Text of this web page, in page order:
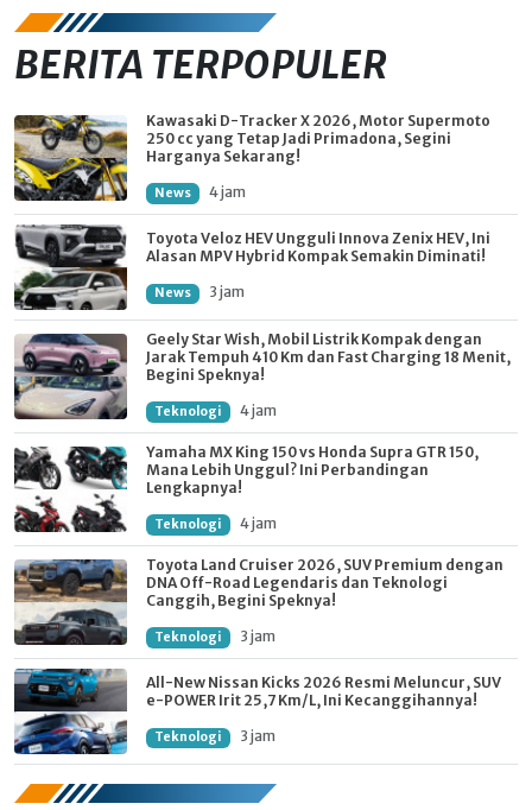
BERITA TERPOPULER
Kawasaki D-Tracker X 2026, Motor Supermoto
250 cc yang Tetap Jadi Primadona, Segini
Harganya Sekarang!
News 4 jam
Toyota Veloz HEV Ungguli Innova Zenix HEV, Ini
Alasan MPV Hybrid Kompak Semakin Diminati!
News 3 jam
Geely Star Wish, Mobil Listrik Kompak dengan
Jarak Tempuh 410 Km dan Fast Charging 18 Menit,
Begini Speknya!
Teknologi 4 jam
Yamaha MX King 150 vs Honda Supra GTR 150,
Mana Lebih Unggul? Ini Perbandingan
Lengkapnya!
Teknologi 4 jam
Toyota Land Cruiser 2026, SUV Premium dengan
DNA Off-Road Legendaris dan Teknologi
Canggih, Begini Speknya!
Teknologi 3 jam
All-New Nissan Kicks 2026 Resmi Meluncur, SUV
e-POWER Irit 25,7 Km/L, Ini Kecanggihannya!
Teknologi 3 jam